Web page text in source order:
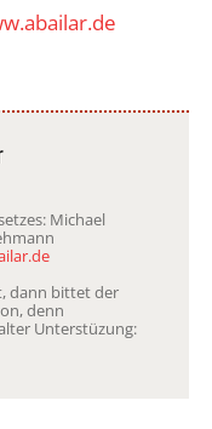
Michael
dann bittet der
denn
Unterstüzung: